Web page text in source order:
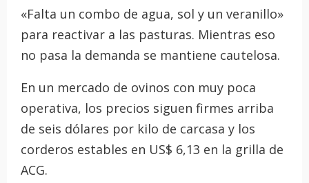
«Falta un combo de agua, sol y un veranillo»
para reactivar a las pasturas. Mientras eso
no pasa la demanda se mantiene cautelosa.
En un mercado de ovinos con muy poca
operativa, los precios siguen firmes arriba
de seis dólares por kilo de carcasa y los
corderos estables en US$ 6,13 en la grilla de
ACG.